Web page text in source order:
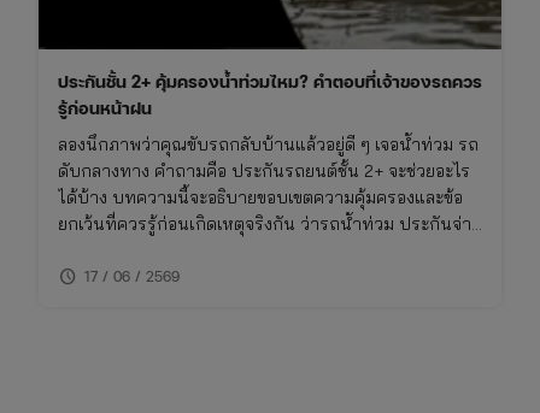
ประกันชั้น 2+ คุ้มครองน้ำท่วมไหม? คำตอบที่เจ้าของรถควร
รู้ก่อนหน้าฝน
ลองนึกภาพว่าคุณขับรถกลับบ้านแล้วอยู่ดี ๆ เจอน้ำท่วม รถ
ดับกลางทาง คำถามคือ ประกันรถยนต์ชั้น 2+ จะช่วยอะไร
ได้บ้าง บทความนี้จะอธิบายขอบเขตความคุ้มครองและข้อ
ยกเว้นที่ควรรู้ก่อนเกิดเหตุจริงกัน ว่ารถน้ําท่วม ประกันจ่าย
ของคุณ
schedule 17 / 06 / 2569